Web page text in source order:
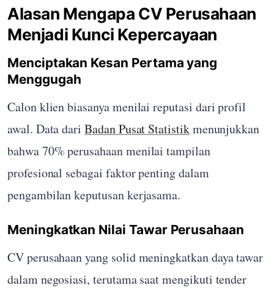
Alasan Mengapa CV Perusahaan
Menjadi Kunci Kepercayaan
Menciptakan Kesan Pertama yang
Menggugah
Calon klien biasanya menilai reputasi dari profil
awal. Data dariBadan Pusat Statistikmenunjukkan
bahwa 70% perusahaan menilai tampilan
profesional sebagai faktor penting dalam
pengambilan keputusan kerjasama.
Meningkatkan Nilai Tawar Perusahaan
CV perusahaan yang solid meningkatkan daya tawar
dalam negosiasi, terutama saat mengikuti tender